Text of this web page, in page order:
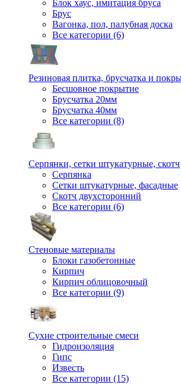
Блок хаус, имитация бруса
Брус
Вагонка, пол, палубная доска
Все категории (6)
Резиновая плитка, брусчатка и
Бесшовное покрытие
Брусчатка 20мм
Брусчатка 40мм
Все категории (8)
Серпянки, сетки штукатурные, скотч
Серпянка
Сетки штукатурные, фасадные
Скотч двухсторонний
Все категории (6)
Стеновые материалы
Блоки газобетонные
Кирпич
Кирпич облицовочный
Все категории (9)
Сухие строительные смеси
Гидроизоляция
Гипс
Известь
Все категории (15)